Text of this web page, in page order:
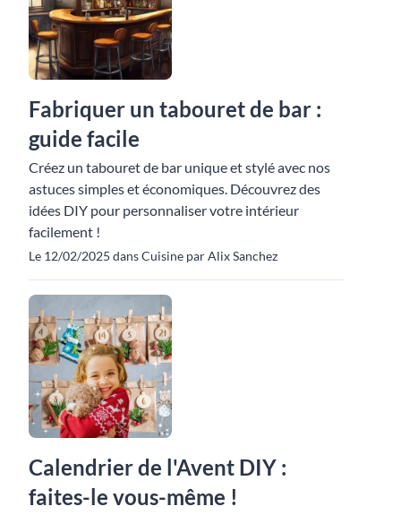
Fabriquer un tabouret de bar :
guide facile
Créez un tabouret de bar unique et stylé avec nos
astuces simples et économiques. Découvrez des
idées DIY pour personnaliser votre intérieur
facilement !
Le 12/02/2025 dans Cuisine par Alix Sanchez
Calendrier de l'Avent DIY :
faites-le vous-même !